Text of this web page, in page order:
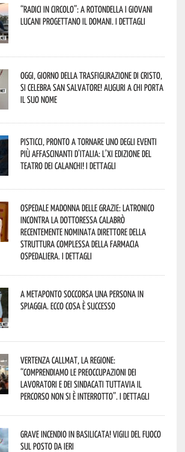
“Radici in Circolo”: a Rotondella i giovani
lucani progettano il domani. I dettagli
Oggi, giorno della Trasfigurazione di Cristo,
si celebra San Salvatore! Auguri a chi porta
il suo nome
Pisticci, pronto a tornare uno degli eventi
più affascinanti d’Italia: l’XI edizione del
Teatro dei Calanchi! I dettagli
Ospedale Madonna delle Grazie: Latronico
incontra la dottoressa Calabrò
recentemente nominata Direttore della
Struttura Complessa della Farmacia
Ospedaliera. I dettagli
A Metaponto soccorsa una persona in
spiaggia. Ecco cosa è successo
Vertenza CallMat, la Regione:
“comprendiamo le preoccupazioni dei
lavoratori e dei sindacati tuttavia il
percorso non si è interrotto”. I dettagli
Grave incendio in Basilicata! Vigili del fuoco
sul posto da ieri